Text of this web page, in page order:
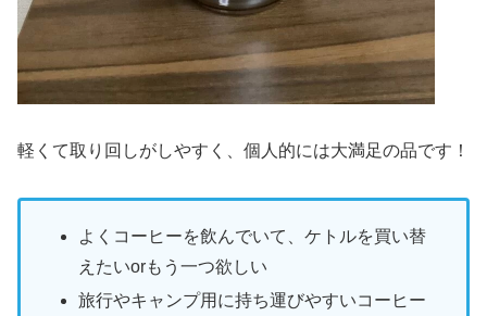
軽くて取り回しがしやすく、個人的には大満足の品です！
よくコーヒーを飲んでいて、ケトルを買い替
えたいorもう一つ欲しい
旅行やキャンプ用に持ち運びやすいコーヒー